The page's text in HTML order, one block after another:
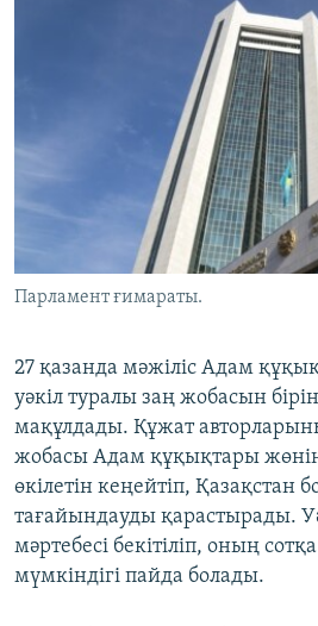
Басқа тілдерде
Парламент ғимараты.
27 қазанда мәжіліс Адам
уәкіл туралы заң жобасын
мақұлдады. Құжат
жобасы Адам құқықтары
өкілетін кеңейтіп, Қазақстан
тағайындауды қарастырады.
мәртебесі бекітіліп, оның
мүмкіндігі пайда болады.